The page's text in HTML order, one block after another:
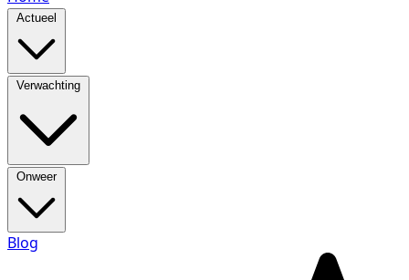
Actueel
Verwachting
Onweer
Blog